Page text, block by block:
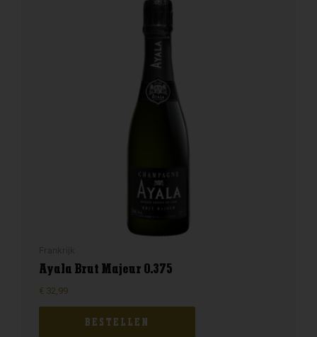
Ayala Brut Majeur 0.375
€ 32,99
BESTELLEN